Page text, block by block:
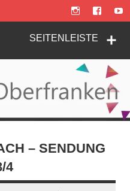
SEITENLEISTE
– SENDUNG
4